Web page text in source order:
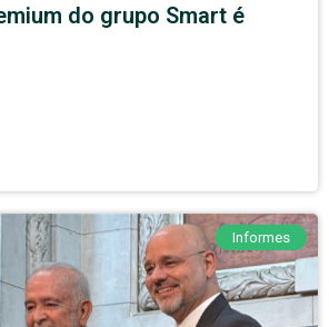
do grupo Smart é
Informes